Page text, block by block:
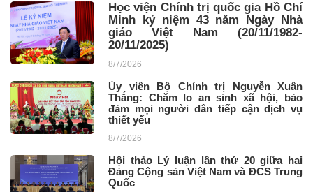
Học viện Chính trị quốc gia Hồ Chí
Minh kỷ niệm 43 năm Ngày Nhà
giáo Việt Nam (20/11/1982-
20/11/2025)
8/7/2026
Ủy viên Bộ Chính trị Nguyễn Xuân
Thắng: Chăm lo an sinh xã hội, bảo
đảm mọi người dân tiếp cận dịch vụ
thiết yếu
8/7/2026
Hội thảo Lý luận lần thứ 20 giữa hai
Đảng Cộng sản Việt Nam và ĐCS Trung
Quốc